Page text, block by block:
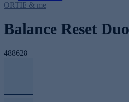
ORTIE & me
Balance Reset Duo
488628